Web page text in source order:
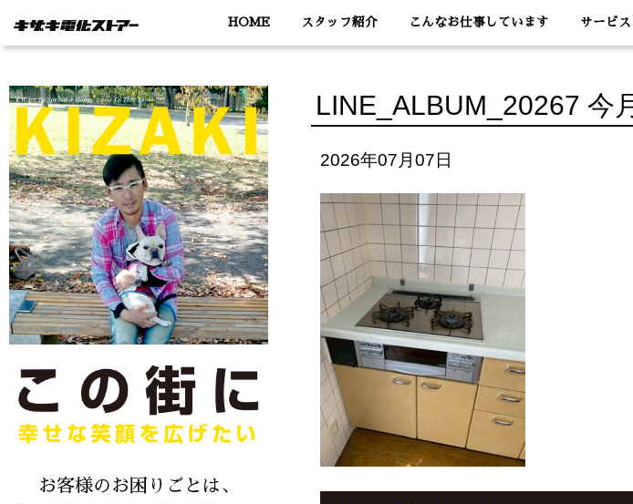
HOME スタッフ紹介 こんなお仕事しています サービ
LINE_ALBUM_20267 今
2026年07月07日
お客様のお困りごとは、